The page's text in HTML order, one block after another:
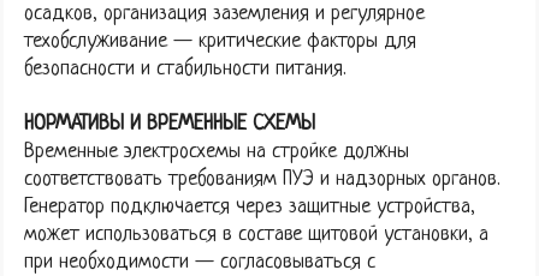
осадков, организация заземления и регулярное
техобслуживание — критические факторы для
безопасности и стабильности питания.
НОРМАТИВЫ И ВРЕМЕННЫЕ СХЕМЫ
Временные электросхемы на стройке должны
соответствовать требованиям ПУЭ и надзорных органов.
Генератор подключается через защитные устройства,
может использоваться в составе щитовой установки, а
при необходимости — согласовываться с